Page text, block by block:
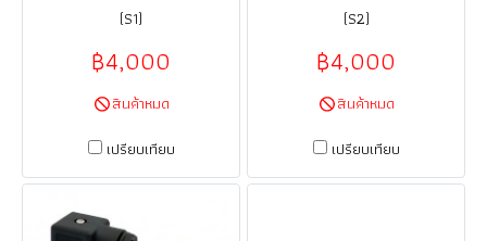
(S1)
฿4,000
สินค้าหมด
เปรียบเทียบ
(S2)
฿4,000
สินค้าหมด
เปรียบเทียบ